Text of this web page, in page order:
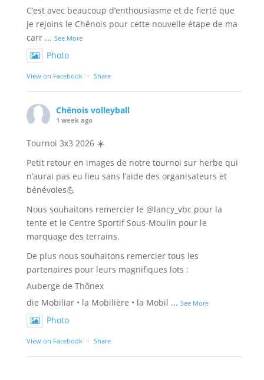
C’est avec beaucoup d’enthousiasme et de fierté que
je rejoins le Chênois pour cette nouvelle étape de ma
carr ... See More
Photo
View on Facebook · Share
Chênois volleyball
1 week ago
Tournoi 3x3 2026 ☀️
Petit retour en images de notre tournoi sur herbe qui
n’aurai pas eu lieu sans l’aide des organisateurs et
bénévoles💪
Nous souhaitons remercier le @lancy_vbc pour la
tente et le Centre Sportif Sous-Moulin pour le
marquage des terrains.
De plus nous souhaitons remercier tous les
partenaires pour leurs magnifiques lots :
Auberge de Thônex
die Mobiliar • la Mobilière • la Mobil ... See More
Photo
View on Facebook · Share